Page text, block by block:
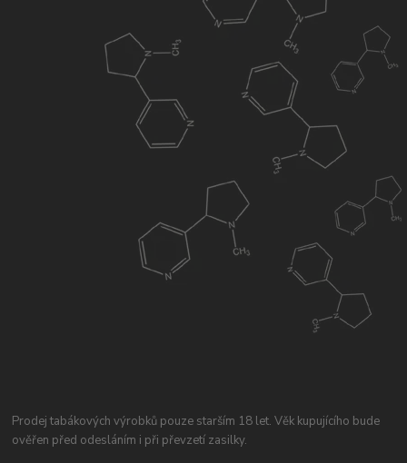
Prodej tabákových výrobků pouze starším 18 let. Věk kupujícího bude
ověřen před odesláním i při převzetí zasilky.